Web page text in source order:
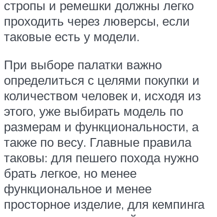
стропы и ремешки должны легко
проходить через люверсы, если
таковые есть у модели.
При выборе палатки важно
определиться с целями покупки и
количеством человек и, исходя из
этого, уже выбирать модель по
размерам и функциональности, а
также по весу. Главные правила
таковы: для пешего похода нужно
брать легкое, но менее
функциональное и менее
просторное изделие, для кемпинга